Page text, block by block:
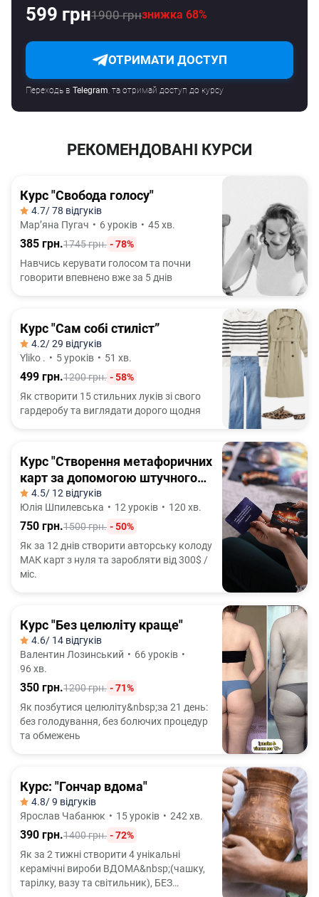
599 грн1900 грнзнижка 68%
ОТРИМАТИ ДОСТУП
Переходь в Telegram, та отримай доступ до курсу
РЕКОМЕНДОВАНІ КУРСИ
Курс "Свобода голосу"
4.7/ 78 відгуків
Марʼяна Пугач • 6 уроків • 45 хв.
385 грн.1745 грн. - 78%
Навчись керувати голосом та почни
говорити впевнено вже за 5 днів
Курс "Сам собі стиліст”
4.2/ 29 відгуків
Yliko . • 5 уроків • 51 хв.
499 грн.1200 грн. - 58%
Як створити 15 стильних луків зі свого
гардеробу та виглядати дорого щодня
Курс "Створення метафоричних
карт за допомогою штучного
інтелекту"
4.5/ 12 відгуків
Юлія Шпилевська • 12 уроків • 120 хв.
750 грн.1500 грн. - 50%
Як за 12 днів створити авторську колоду
МАК карт з нуля та заробляти від 300$ /
міс.
Курс "Без целюліту краще"
4.6/ 14 відгуків
Валентин Лозинський • 66 уроків •
96 хв.
350 грн.1200 грн. - 71%
Як позбутися целюліту&nbsp;за 21 день:
без голодування, без болючих процедур
та обмежень
Курс: "Гончар вдома"
4.8/ 9 відгуків
Ярослав Чабанюк • 15 уроків • 242 хв.
390 грн.1400 грн. - 72%
Як за 2 тижні створити 4 унікальні
керамічні вироби ВДОМА&nbsp;(чашку,
тарілку, вазу та світильник), БЕЗ